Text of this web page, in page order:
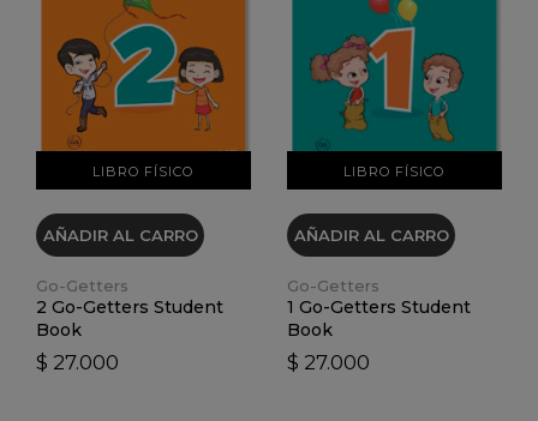
LIBRO FÍSICO
VER DETALLES
AÑADIR AL CARRO
Go-Getters
2 Go-Getters Student
Book
$ 27.000
LIBRO FÍSICO
VER DETALLES
AÑADIR AL CARRO
Go-Getters
1 Go-Getters Student
Book
$ 27.000